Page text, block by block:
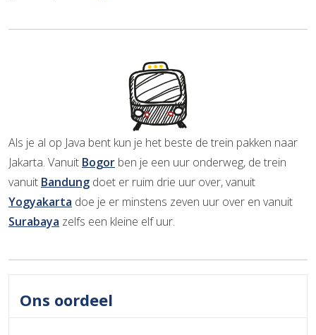
Als je al op Java bent kun je het beste de trein pakken naar
Jakarta. Vanuit Bogor ben je een uur onderweg, de trein
vanuit Bandung doet er ruim drie uur over, vanuit
Yogyakarta doe je er minstens zeven uur over en vanuit
Surabaya zelfs een kleine elf uur.
Ons oordeel